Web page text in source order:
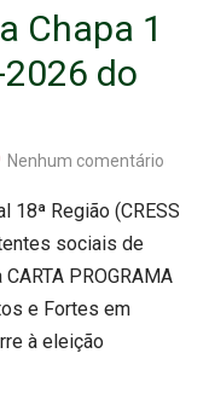
Chapa 1
do
Nenhum comentário
18ª Região (CRESS
sociais de
PROGRAMA
e Fortes em
à eleição